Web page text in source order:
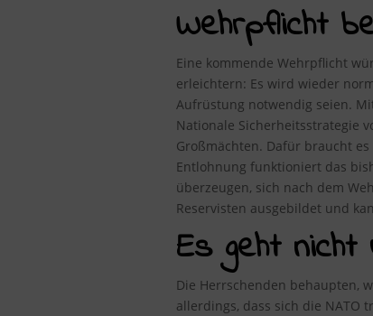
Wehrpflicht
Eine kommende Wehrpflicht
erleichtern: Es wird wieder
Aufrüstung notwendig seien.
Nationale Sicherheitsstrategie
Großmächten. Dafür braucht
Entlohnung funktioniert das
überzeugen, sich nach dem
Reservisten ausgebildet und
Es geht nicht
Die Herrschenden behaupten,
allerdings, dass sich die NATO